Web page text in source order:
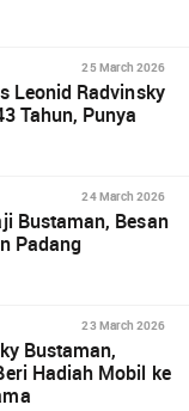
25 March 2026
Leonid Radvinsky
Tahun, Punya
24 March 2026
Bustaman, Besan
Padang
23 March 2026
Bustaman,
Hadiah Mobil ke